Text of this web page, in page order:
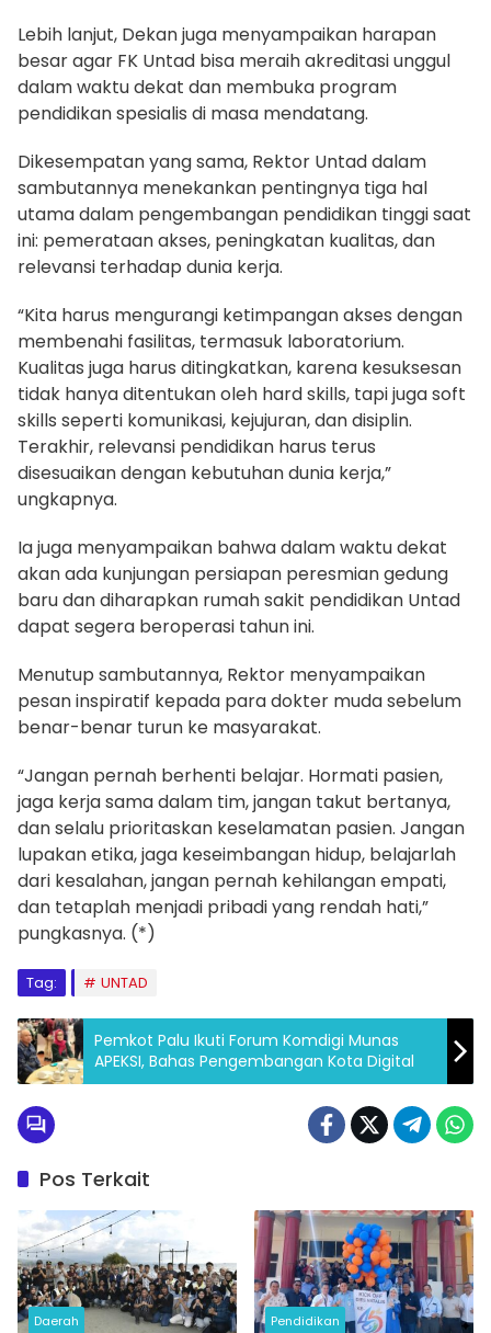
Lebih lanjut, Dekan juga menyampaikan harapan
besar agar FK Untad bisa meraih akreditasi unggul
dalam waktu dekat dan membuka program
pendidikan spesialis di masa mendatang.
Dikesempatan yang sama, Rektor Untad dalam
sambutannya menekankan pentingnya tiga hal
utama dalam pengembangan pendidikan tinggi saat
ini: pemerataan akses, peningkatan kualitas, dan
relevansi terhadap dunia kerja.
“Kita harus mengurangi ketimpangan akses dengan
membenahi fasilitas, termasuk laboratorium.
Kualitas juga harus ditingkatkan, karena kesuksesan
tidak hanya ditentukan oleh hard skills, tapi juga soft
skills seperti komunikasi, kejujuran, dan disiplin.
Terakhir, relevansi pendidikan harus terus
disesuaikan dengan kebutuhan dunia kerja,”
ungkapnya.
Ia juga menyampaikan bahwa dalam waktu dekat
akan ada kunjungan persiapan peresmian gedung
baru dan diharapkan rumah sakit pendidikan Untad
dapat segera beroperasi tahun ini.
Menutup sambutannya, Rektor menyampaikan
pesan inspiratif kepada para dokter muda sebelum
benar-benar turun ke masyarakat.
“Jangan pernah berhenti belajar. Hormati pasien,
jaga kerja sama dalam tim, jangan takut bertanya,
dan selalu prioritaskan keselamatan pasien. Jangan
lupakan etika, jaga keseimbangan hidup, belajarlah
dari kesalahan, jangan pernah kehilangan empati,
dan tetaplah menjadi pribadi yang rendah hati,”
pungkasnya. (*)
Tag: UNTAD
Pemkot Palu Ikuti Forum Komdigi Munas
APEKSI, Bahas Pengembangan Kota Digital
Pos Terkait
Daerah Pendidikan